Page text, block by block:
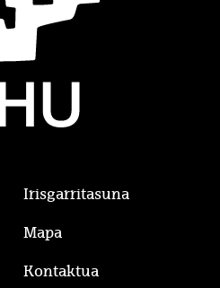
Irisgarritasuna
Mapa
Kontaktua